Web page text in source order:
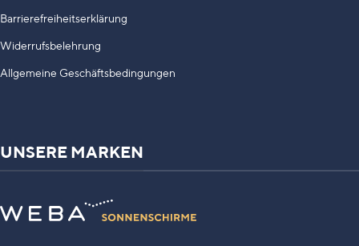
Barrierefreiheitserklärung
Widerrufsbelehrung
Allgemeine Geschäftsbedingungen
UNSERE MARKEN